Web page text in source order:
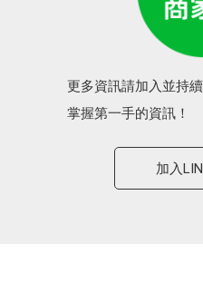
更多資訊請加入並持
掌握第一手的資訊！
加入